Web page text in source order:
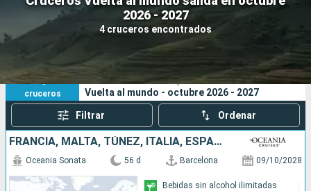
2026 - 2027
4 cruceros encontrados
Nuestros destinos
Fecha de salida
Puertos Compañías
Buscar
4
cruceros
Sus criterios de búsqueda:
Vuelta al mundo - octubre 2026 - 2027
Filtrar Ordenar
FRANCIA, MALTA, TÚNEZ, ITALIA, ESPAÑA, PORTUGAL, PUERTO RICO, ISLAS CAIMÁN, COLOMBIA, COSTA RICA, NICARAGUA, GUATEMALA, MÉXICO, ESTADOS UNIDOS
Oceania Sonata 56 d Barcelona 09/10/2028
Bebidas sin alcohol ilimitadas